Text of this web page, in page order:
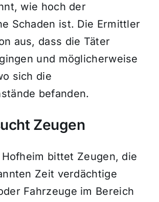
wie hoch der
Schaden ist. Die Ermittler
aus, dass die Täter
und möglicherweise
sich die
befanden.
Zeugen
bittet Zeugen, die
Zeit verdächtige
Fahrzeuge im Bereich